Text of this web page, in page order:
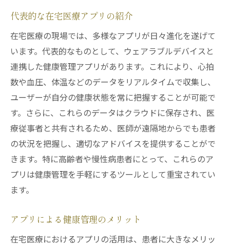
代表的な在宅医療アプリの紹介
在宅医療の現場では、多様なアプリが日々進化を遂げて
います。代表的なものとして、ウェアラブルデバイスと
連携した健康管理アプリがあります。これにより、心拍
数や血圧、体温などのデータをリアルタイムで収集し、
ユーザーが自分の健康状態を常に把握することが可能で
す。さらに、これらのデータはクラウドに保存され、医
療従事者と共有されるため、医師が遠隔地からでも患者
の状況を把握し、適切なアドバイスを提供することがで
きます。特に高齢者や慢性病患者にとって、これらのア
プリは健康管理を手軽にするツールとして重宝されてい
ます。
アプリによる健康管理のメリット
在宅医療におけるアプリの活用は、患者に大きなメリッ